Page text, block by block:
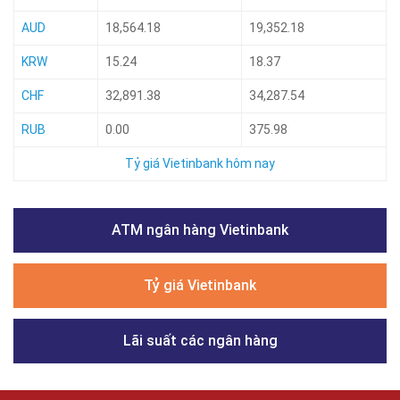
AUD 18,564.18 19,352.18
KRW 15.24 18.37
CHF 32,891.38 34,287.54
RUB 0.00 375.98
Tỷ giá Vietinbank hôm nay
ATM ngân hàng Vietinbank
Tỷ giá Vietinbank
Lãi suất các ngân hàng